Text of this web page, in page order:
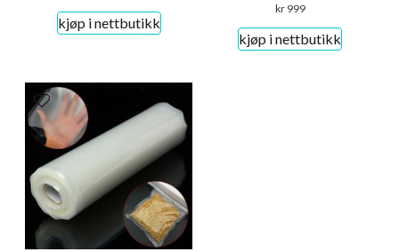
kjøp i nettbutikk
kr999
kjøp i nettbutikk